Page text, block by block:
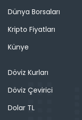
Dünya Borsaları
Kripto Fiyatları
Künye
Döviz Kurları
Döviz Çevirici
Dolar TL